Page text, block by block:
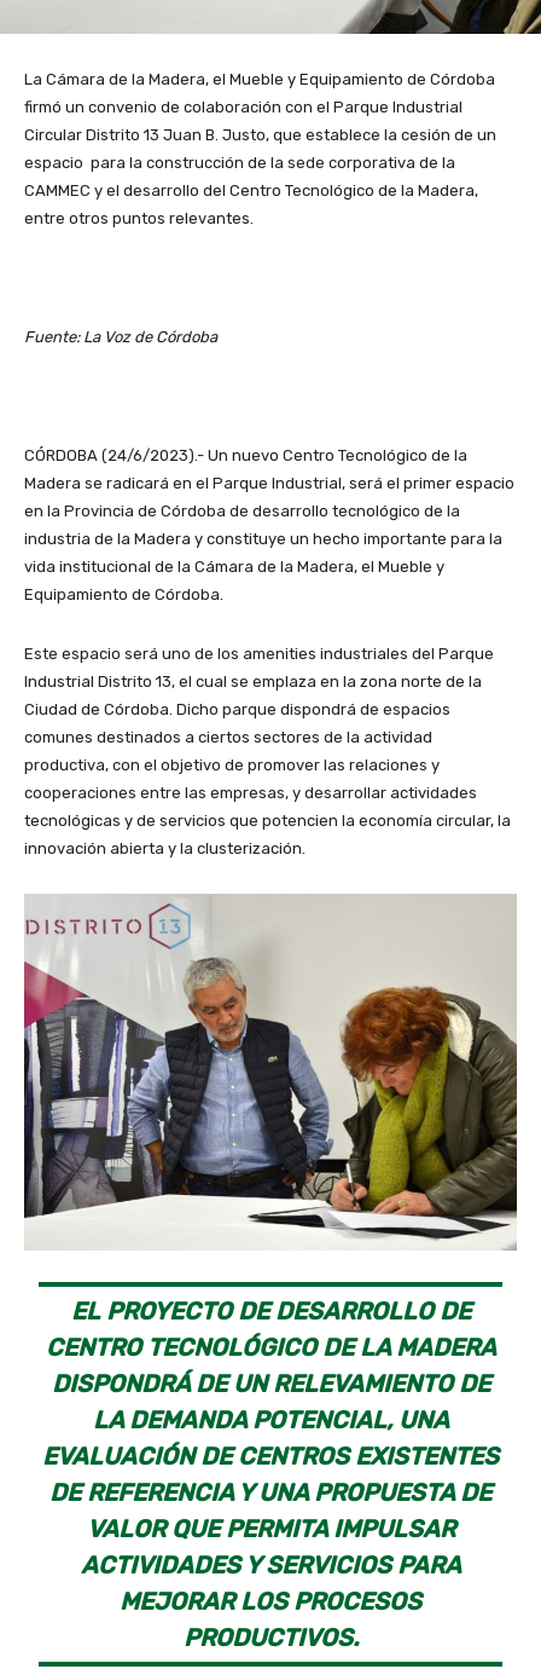
La Cámara de la Madera, el Mueble y Equipamiento de Córdoba
firmó un convenio de colaboración con el Parque Industrial
Circular Distrito 13 Juan B. Justo, que establece la cesión de un
espacio para la construcción de la sede corporativa de la
CAMMEC y el desarrollo del Centro Tecnológico de la Madera,
entre otros puntos relevantes.
Fuente: La Voz de Córdoba
CÓRDOBA (24/6/2023).- Un nuevo Centro Tecnológico de la
Madera se radicará en el Parque Industrial, será el primer espacio
en la Provincia de Córdoba de desarrollo tecnológico de la
industria de la Madera y constituye un hecho importante para la
vida institucional de la Cámara de la Madera, el Mueble y
Equipamiento de Córdoba.
Este espacio será uno de los amenities industriales del Parque
Industrial Distrito 13, el cual se emplaza en la zona norte de la
Ciudad de Córdoba. Dicho parque dispondrá de espacios
comunes destinados a ciertos sectores de la actividad
productiva, con el objetivo de promover las relaciones y
cooperaciones entre las empresas, y desarrollar actividades
tecnológicas y de servicios que potencien la economía circular, la
innovación abierta y la clusterización.
EL PROYECTO DE DESARROLLO DE
CENTRO TECNOLÓGICO DE LA MADERA
DISPONDRÁ DE UN RELEVAMIENTO DE
LA DEMANDA POTENCIAL, UNA
EVALUACIÓN DE CENTROS EXISTENTES
DE REFERENCIA Y UNA PROPUESTA DE
VALOR QUE PERMITA IMPULSAR
ACTIVIDADES Y SERVICIOS PARA
MEJORAR LOS PROCESOS
PRODUCTIVOS.